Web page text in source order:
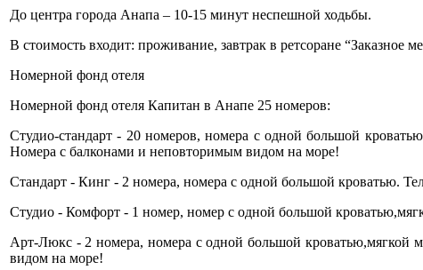
До центра города Анапа – 10-15 минут неспешной ходьбы.
В стоимость входит: проживание, завтрак в ретсоране “Заказное
Номерной фонд отеля
Номерной фонд отеля Капитан в Анапе 25 номеров:
Студио-стандарт - 20 номеров, номера с одной большой
Номера с балконами и неповторимым видом на море!
Стандарт - Кинг - 2 номера, номера с одной большой кроватью.
Студио - Комфорт - 1 номер, номер с одной большой
Арт-Люкс - 2 номера, номера с одной большой кроватью,мягкой
видом на море!